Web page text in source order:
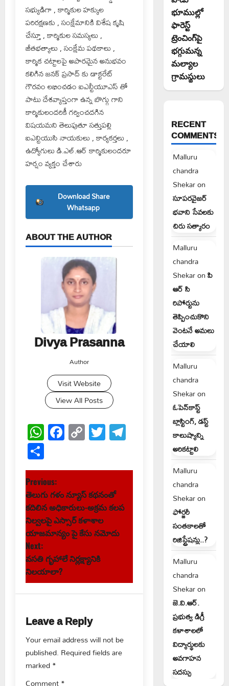
సభ్యుడిగా , కార్మికుల హక్కుల
పరిరక్షణకు , సంక్షేమానికి విశేష కృషి
చేస్తూ , కార్మికుల సమస్యలు ,
జీతభత్యాలు , సంక్షేమ పథకాలు ,
కార్మిక చట్టాలపై అపారమైన అనుభవం
కలిగిన జనక్ ప్రసాద్ కు డాక్టరేట్
గౌరవం లభించడం ఐఎన్టీయూఎస్ తో
పాటు దేశవ్యాప్తంగా ఉన్న బొగ్గు గాని
కార్మికులందరికీ గర్వించదగిన
విషయమని తెలుపుతూ సత్తుపల్లి
ఐఎన్టియుసి నాయకులు , కార్యకర్తలు ,
ఉద్యోగులు డి.ఎల్.ఆర్ కార్మికులందరూ
హర్షం వ్యక్తం చేశారు
Download Share
Whatsapp
ABOUT THE AUTHOR
Divya Prasanna
Author
Visit Website
View All Posts
WhatsApp
Facebook
Copy
Link
TwitterTelegram
P
o
s
t
n
a
v
i
g
a
Previous:
తెలుగు గళం న్యూస్ కథనంతో
కదిలిన అధికారులు-అక్రమ కలప
నిల్వలపై ఎస్సార్ కళాశాల
యాజమాన్యం పై కేసు నమోదు
Next:
వసతి గృహాలే నిర్లక్ష్యానికి
నిలయాలా?
Leave a Reply
Your email address will not be
published. Required fields are
marked*
భూముల్లో
ఫారెస్ట్
ట్రెంచింగ్‌పై
భగ్గుమన్న
మల్యాల
గ్రామస్థులు
RECENT
COMMENTS
Malluru
chandra
Shekaron
సూపరవైజర్
భవాని సేవలకు
చిరు సత్కారం
Malluru
chandra
Shekaronపి
ఆర్ సి
రిపోర్టును
తెప్పించుకొని
వెంటనే అమలు
చేయాలి
Malluru
chandra
Shekaron
ఓపెన్‌కాస్ట్
బ్లాస్టింగ్, డస్ట్
కాలుష్యాన్ని
అరికట్టాలి
Malluru
chandra
Shekaron
ఫోర్జరీ
సంతకాలతో
రిజిస్ట్రేషన్లు..?
Malluru
chandra
Shekaron
జె.వి.ఆర్.
ప్రభుత్వ డిగ్రీ
కళాశాలలో
విద్యార్థులకు
అవగాహన
సదస్సు